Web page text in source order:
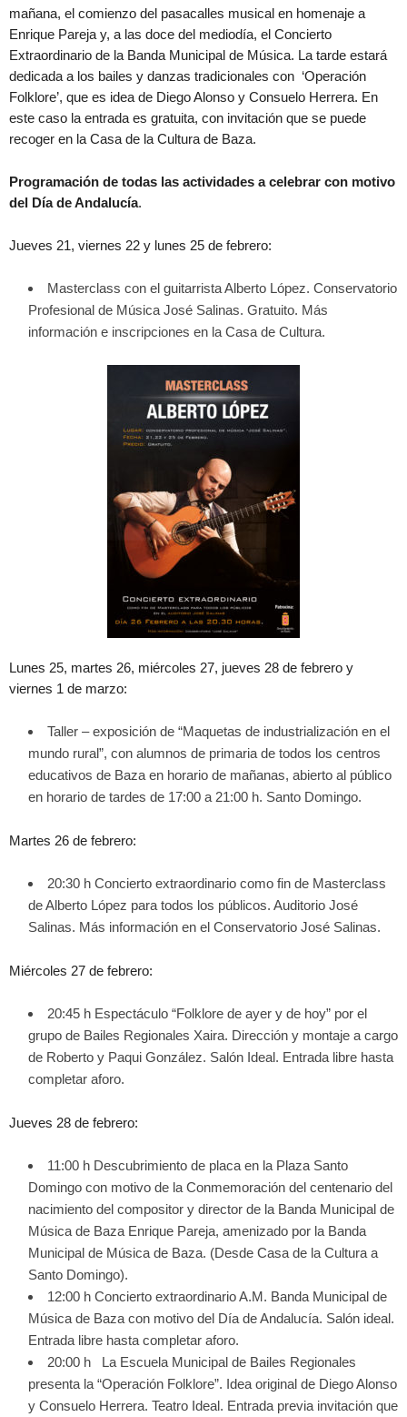
mañana, el comienzo del pasacalles musical en homenaje a
Enrique Pareja y, a las doce del mediodía, el Concierto
Extraordinario de la Banda Municipal de Música. La tarde estará
dedicada a los bailes y danzas tradicionales con ‘Operación
Folklore’, que es idea de Diego Alonso y Consuelo Herrera. En
este caso la entrada es gratuita, con invitación que se puede
recoger en la Casa de la Cultura de Baza.
Programación de todas las actividades a celebrar con motivo
del Día de Andalucía.
Jueves 21, viernes 22 y lunes 25 de febrero:
Masterclass con el guitarrista Alberto López. Conservatorio
Profesional de Música José Salinas. Gratuito. Más
información e inscripciones en la Casa de Cultura.
Lunes 25, martes 26, miércoles 27, jueves 28 de febrero y
viernes 1 de marzo:
Taller – exposición de “Maquetas de industrialización en el
mundo rural”, con alumnos de primaria de todos los centros
educativos de Baza en horario de mañanas, abierto al público
en horario de tardes de 17:00 a 21:00 h. Santo Domingo.
Martes 26 de febrero:
20:30 h Concierto extraordinario como fin de Masterclass
de Alberto López para todos los públicos. Auditorio José
Salinas. Más información en el Conservatorio José Salinas.
Miércoles 27 de febrero:
20:45 h Espectáculo “Folklore de ayer y de hoy” por el
grupo de Bailes Regionales Xaira. Dirección y montaje a cargo
de Roberto y Paqui González. Salón Ideal. Entrada libre hasta
completar aforo.
Jueves 28 de febrero:
11:00 h Descubrimiento de placa en la Plaza Santo
Domingo con motivo de la Conmemoración del centenario del
nacimiento del compositor y director de la Banda Municipal de
Música de Baza Enrique Pareja, amenizado por la Banda
Municipal de Música de Baza. (Desde Casa de la Cultura a
Santo Domingo).
12:00 h Concierto extraordinario A.M. Banda Municipal de
Música de Baza con motivo del Día de Andalucía. Salón ideal.
Entrada libre hasta completar aforo.
20:00 h La Escuela Municipal de Bailes Regionales
presenta la “Operación Folklore”. Idea original de Diego Alonso
y Consuelo Herrera. Teatro Ideal. Entrada previa invitación que